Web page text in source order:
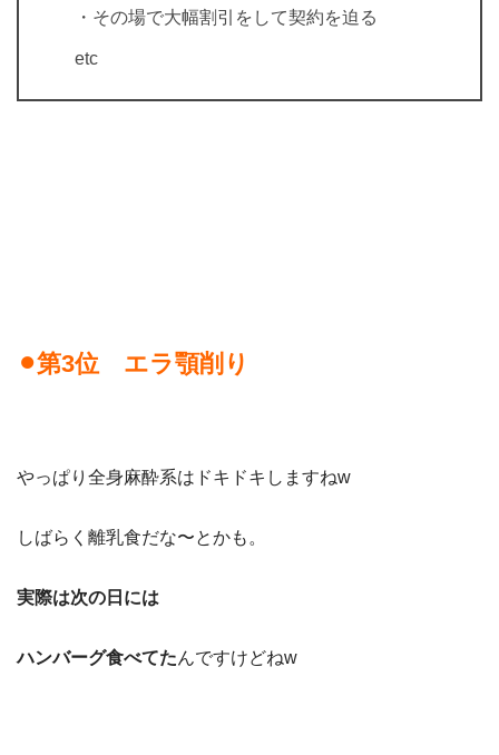
・その場で大幅割引をして契約を迫る
etc
⚫︎第3位 エラ顎削り
やっぱり全身麻酔系はドキドキしますねw
しばらく離乳食だな〜とかも。
実際は次の日には
ハンバーグ食べてたんですけどねw